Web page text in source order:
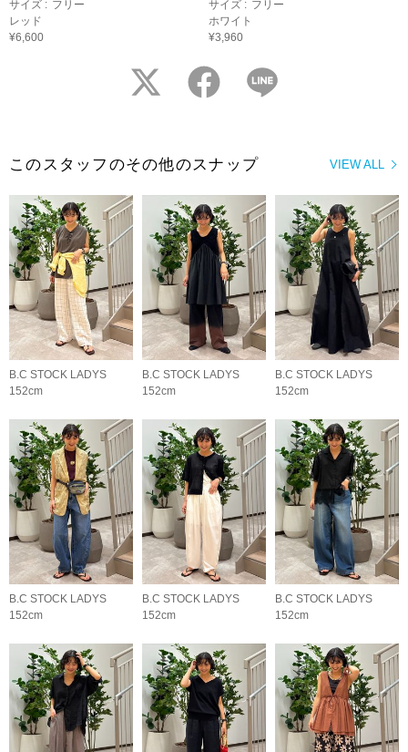
サイズ : フリー
レッド
¥6,600
サイズ : フリー
ホワイト
¥3,960
twitter facebook
VIEW ALL
このスタッフのその他のスナップ
B.C STOCK LADYS
152cm
B.C STOCK LADYS
152cm
B.C STOCK LADYS
152cm
B.C STOCK LADYS
152cm
B.C STOCK LADYS
152cm
B.C STOCK LADYS
152cm